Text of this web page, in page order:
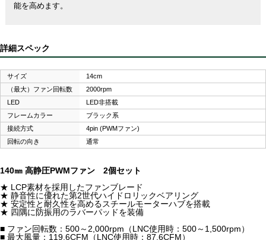
能を高めます。
詳細スペック
サイズ
14cm
（最大）ファン回転数
2000rpm
LED
LED非搭載
フレームカラー
ブラック系
接続方式
4pin (PWMファン)
回転の向き
通常
140㎜ 高静圧PWMファン 2個セット
★ LCP素材を採用したファンブレード
★ 静音性に優れた第2世代ハイドロリックベアリング
★ 安定性と耐久性を高めるスチールモーターハブを搭載
★ 四隅に防振用のラバーパッドを装備
■ ファン回転数：500～2,000rpm（LNC使用時：500～1,500rpm）
■ 最大風量：119.6CFM（LNC使用時：87.6CFM）